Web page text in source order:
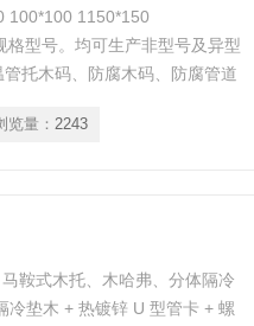
100*100 1150*150
型号。均可生产非型号及异型
托木码、防腐木码、防腐管道
Φ32 Φ43 Φ48 Φ60 Φ76Φ89
览量： 2243
鞍式木托、木哈弗、分体隔冷
冷垫木 + 热镀锌 U 型管卡 + 螺